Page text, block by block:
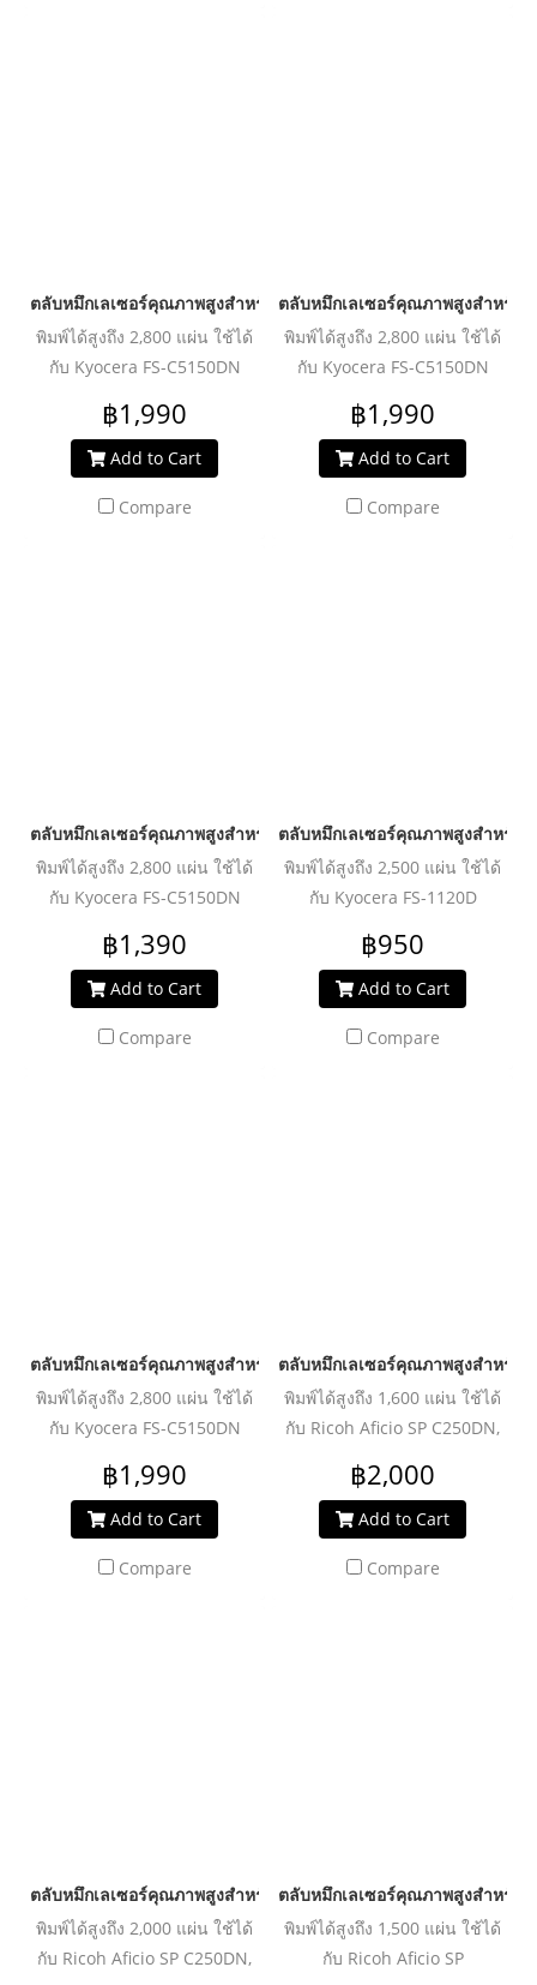
ตลับหมึกเลเซอร์คุณภาพสูงสำหรับ KYOCERA รุ่น TK584 Magenta
พิมพ์ได้สูงถึง 2,800 แผ่น ใช้ได้
กับ Kyocera FS-C5150DN
฿1,990
Add to Cart
Compare
ตลับหมึกเลเซอร์คุณภาพสูงสำหรับ
พิมพ์ได้สูงถึง 2,800 แผ่น ใช้ได้
กับ Kyocera FS-C5150DN
฿1,990
Add to Cart
Compare
ตลับหมึกเลเซอร์คุณภาพสูงสำหรับ KYOCERA รุ่น TK584 Black
พิมพ์ได้สูงถึง 2,800 แผ่น ใช้ได้
กับ Kyocera FS-C5150DN
฿1,390
Add to Cart
Compare
ตลับหมึกเลเซอร์คุณภาพสูงสำหรับ
พิมพ์ได้สูงถึง 2,500 แผ่น ใช้ได้
กับ Kyocera FS-1120D
฿950
Add to Cart
Compare
ตลับหมึกเลเซอร์คุณภาพสูงสำหรับ KYOCERA รุ่น TK584 Yellow
พิมพ์ได้สูงถึง 2,800 แผ่น ใช้ได้
กับ Kyocera FS-C5150DN
฿1,990
Add to Cart
Compare
ตลับหมึกเลเซอร์คุณภาพสูงสำหรับ
พิมพ์ได้สูงถึง 1,600 แผ่น ใช้ได้
กับ Ricoh Aficio SP C250DN,
฿2,000
Add to Cart
Compare
ตลับหมึกเลเซอร์คุณภาพสูงสำหรับ RICOH รุ่น C250/C260/C261 BK
พิมพ์ได้สูงถึง 2,000 แผ่น ใช้ได้
กับ Ricoh Aficio SP C250DN,
ตลับหมึกเลเซอร์คุณภาพสูงสำหรับ
พิมพ์ได้สูงถึง 1,500 แผ่น ใช้ได้
กับ Ricoh Aficio SP